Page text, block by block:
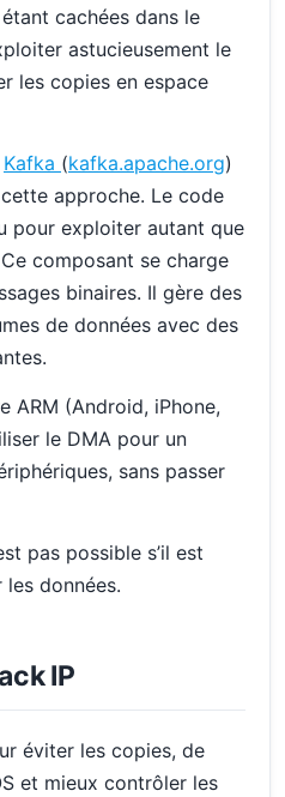
cachées dans le
astucieusement le
les copies en espace
Kafka (kafka.apache.org)
approche. Le code
pour exploiter autant que
composant se charge
binaires. Il gère des
de données avec des
ARM (Android, iPhone,
le DMA pour un
sans passer
pas possible s’il est
données.
IP
éviter les copies, de
et mieux contrôler les